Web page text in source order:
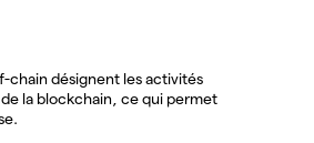
chain désignent les activités
la blockchain, ce qui permet